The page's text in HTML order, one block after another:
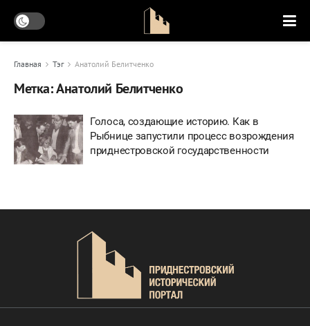
Главная Тэг Анатолий Белитченко
Метка:Анатолий Белитченко
Голоса, создающие историю. Как в
Рыбнице запустили процесс возрождения
приднестровской государственности